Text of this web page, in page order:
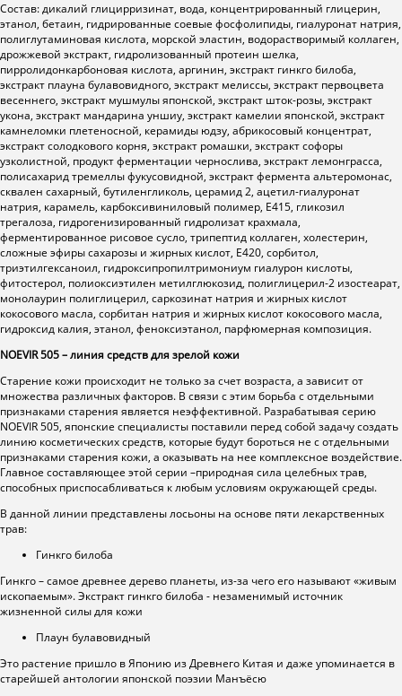
Состав: дикалий глицирризинат, вода, концентрированный глицерин,
этанол, бетаин, гидрированные соевые фосфолипиды, гиалуронат натрия,
полиглутаминовая кислота, морской эластин, водорастворимый коллаген,
дрожжевой экстракт, гидролизованный протеин шелка,
пирролидонкарбоновая кислота, аргинин, экстракт гинкго билоба,
экстракт плауна булавовидного, экстракт мелиссы, экстракт первоцвета
весеннего, экстракт мушмулы японской, экстракт шток-розы, экстракт
укона, экстракт мандарина уншиу, экстракт камелии японской, экстракт
камнеломки плетеносной, керамиды юдзу, абрикосовый концентрат,
экстракт солодкового корня, экстракт ромашки, экстракт софоры
узколистной, продукт ферментации чернослива, экстракт лемонграсса,
полисахарид тремеллы фукусовидной, экстракт фермента альтеромонас,
сквален сахарный, бутиленгликоль, церамид 2, ацетил-гиалуронат
натрия, карамель, карбоксивиниловый полимер, E415, гликозил
трегалоза, гидрогенизированный гидролизат крахмала,
ферментированное рисовое сусло, трипептид коллаген, холестерин,
сложные эфиры сахарозы и жирных кислот, Е420, сорбитол,
триэтилгексаноил, гидроксипропилтримониум гиалурон кислоты,
фитостерол, полиоксиэтилен метилглюкозид, полиглицерил-2 изостеарат,
монолаурин полиглицерил, саркозинат натрия и жирных кислот
кокосового масла, сорбитан натрия и жирных кислот кокосового масла,
гидроксид калия, этанол, феноксиэтанол, парфюмерная композиция.
NOEVIR505 – линия средств для зрелой кожи
Старение кожи происходит не только за счет возраста, а зависит от
множества различных факторов. В связи с этим борьба с отдельными
признаками старения является неэффективной. Разрабатывая серию
NOEVIR 505, японские специалисты поставили перед собой задачу создать
линию косметических средств, которые будут бороться не с отдельными
признаками старения кожи, а оказывать на нее комплексное воздействие.
Главное составляющее этой серии –природная сила целебных трав,
способных приспосабливаться к любым условиям окружающей среды.
В данной линии представлены лосьоны на основе пяти лекарственных
трав:
Гинкго билоба
Гинкго – самое древнее дерево планеты, из-за чего его называют «живым
ископаемым». Экстракт гинкго билоба - незаменимый источник
жизненной силы для кожи
Плаун булавовидный
Это растение пришло в Японию из Древнего Китая и даже упоминается в
старейшей антологии японской поэзии Манъёсю